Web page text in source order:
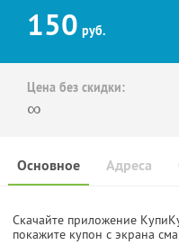
150 руб.
Цена без скидки:
∞
Основное Адреса
Скачайте приложение
покажите купон с экрана